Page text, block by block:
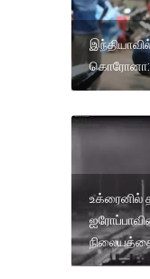
கொரோனா:
உக்ரைனில்